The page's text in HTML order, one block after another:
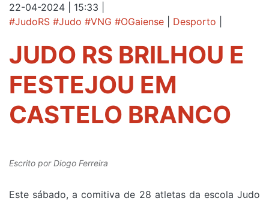
22-04-2024 | 15:33
#JudoRS #Judo #VNG #OGaiense
Desporto
JUDO RS BRILHOU E
FESTEJOU EM
CASTELO BRANCO
Escrito porDiogo Ferreira
Este sábado, a comitiva de 28 atletas da escola Judo